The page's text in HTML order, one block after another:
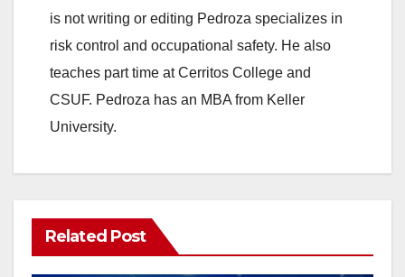
is not writing or editing Pedroza specializes in
risk control and occupational safety. He also
teaches part time at Cerritos College and
CSUF. Pedroza has an MBA from Keller
University.
Related Post